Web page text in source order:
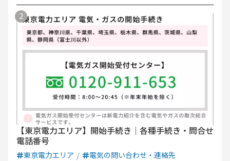
【東京電力エリア】開始手続き｜各種手続き・問合せ
電話番号
東京電力エリア 電気の問い合わせ・連絡先